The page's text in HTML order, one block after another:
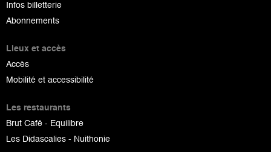
Infos billetterie
Abonnements
Lieux et accès
Accès
Mobilité et accessibilité
Les restaurants
Brut Café - Equilibre
Les Didascalies - Nuithonie